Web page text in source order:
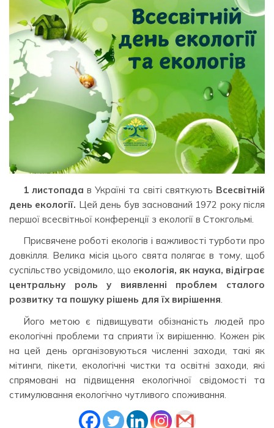
1 листопада в Україні та світі святкують Всесвітній
день екології. Цей день був заснований 1972 року після
першої всесвітньої конференції з екології в Стокгольмі.
Присвячене роботі екологів і важливості турботи про
довкілля. Велика місія цього свята полягає в тому, щоб
суспільство усвідомило, що екологія, як наука, відіграє
центральну роль у виявленні проблем сталого
розвитку та пошуку рішень для їх вирішення.
Його метою є підвищувати обізнаність людей про
екологічні проблеми та сприяти їх вирішенню. Кожен рік
на цей день організовуються численні заходи, такі як
мітинги, пікети, екологічні чистки та освітні заходи, які
спрямовані на підвищення екологічної свідомості та
стимулювання екологічно чутливого споживання.